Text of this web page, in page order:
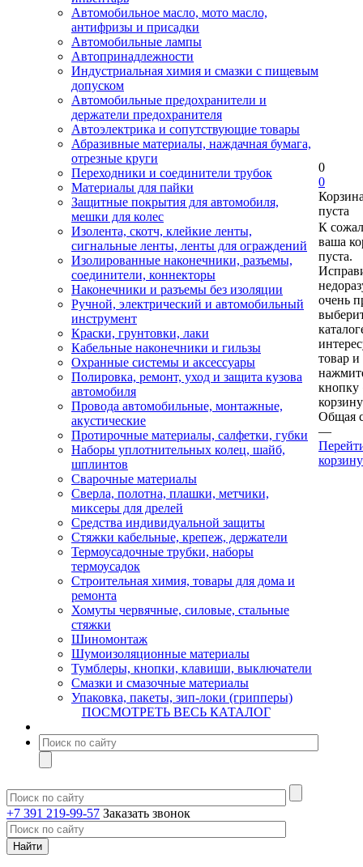
Автомобильное масло, мото масло,
антифризы и присадки
Автомобильные лампы
Автопринадлежности
Индустриальная химия и смазки с пищевым
допуском
Автомобильные предохранители и
держатели предохранителя
Автоэлектрика и сопутствующие товары
Абразивные материалы, наждачная бумага,
отрезные круги
Переходники и соединители трубок
Материалы для пайки
Защитные покрытия для автомобиля,
мешки для колес
Изолента, скотч, клейкие ленты,
сигнальные ленты, ленты для ограждений
Изолированные наконечники, разъемы,
соединители, коннекторы
Наконечники и разъемы без изоляции
Ручной, электрический и автомобильный
инструмент
Краски, грунтовки, лаки
Кабельные наконечники и гильзы
Охранные системы и аксессуары
Полировка, ремонт, уход и защита кузова
автомобиля
Провода автомобильные, монтажные,
акустические
Протирочные материалы, салфетки, губки
Наборы уплотнительных колец, шайб,
шплинтов
Сварочные материалы
Сверла, полотна, плашки, метчики,
миксеры для дрелей
Средства индивидуальной защиты
Стяжки кабельные, крепеж, держатели
Термоусадочные трубки, наборы
термоусадок
Строительная химия, товары для дома и
ремонта
Хомуты червячные, силовые, стальные
стяжки
Шиномонтаж
Шумоизоляционные материалы
Тумблеры, кнопки, клавиши, выключатели
Смазки и смазочные материалы
Упаковка, пакеты, зип-локи (грипперы)
ПОСМОТРЕТЬ ВЕСЬ КАТАЛОГ
+7 391 219-99-57 Заказать звонок
0
0
пуста
К
ваша
пуста.
очень
товар и
кнопку
Общая
—
корзину